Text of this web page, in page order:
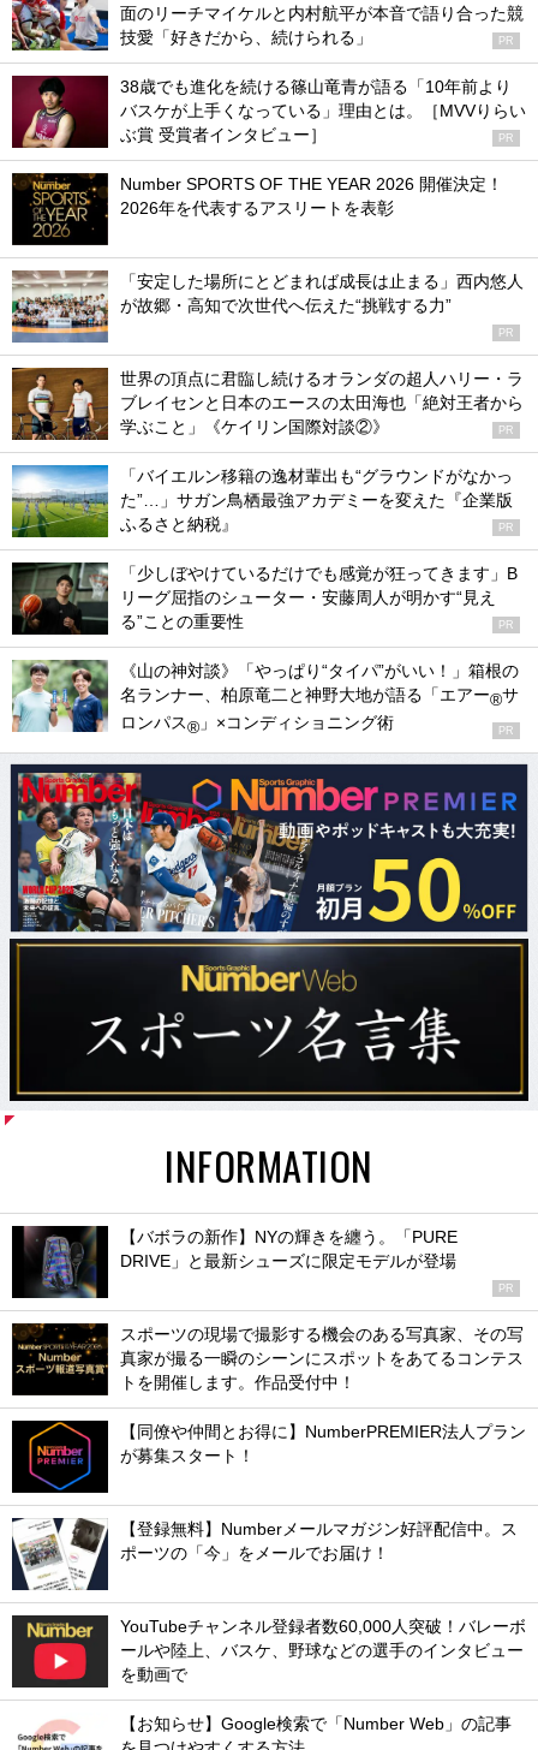
面のリーチマイケルと内村航平が本音で語り合った競
技愛「好きだから、続けられる」
PR
38歳でも進化を続ける篠山竜青が語る「10年前より
バスケが上手くなっている」理由とは。［MVVりらい
ぶ賞 受賞者インタビュー］
PR
Number SPORTS OF THE YEAR 2026 開催決定！
2026年を代表するアスリートを表彰
「安定した場所にとどまれば成長は止まる」西内悠人
が故郷・高知で次世代へ伝えた“挑戦する力”
PR
世界の頂点に君臨し続けるオランダの超人ハリー・ラ
ブレイセンと日本のエースの太田海也「絶対王者から
学ぶこと」《ケイリン国際対談②》
PR
「バイエルン移籍の逸材輩出も“グラウンドがなかっ
た”…」サガン鳥栖最強アカデミーを変えた『企業版
ふるさと納税』
PR
「少しぼやけているだけでも感覚が狂ってきます」B
リーグ屈指のシューター・安藤周人が明かす“見え
る”ことの重要性
PR
《山の神対談》「やっぱり“タイパ”がいい！」箱根の
名ランナー、柏原竜二と神野大地が語る「エアー®サ
ロンパス® 」×コンディショニング術 PR
INFORMATION
【バボラの新作】NYの輝きを纏う。「PURE
DRIVE」と最新シューズに限定モデルが登場
PR
スポーツの現場で撮影する機会のある写真家、その写
真家が撮る一瞬のシーンにスポットをあてるコンテス
トを開催します。作品受付中！
【同僚や仲間とお得に】NumberPREMIER法人プラン
が募集スタート！
【登録無料】Numberメールマガジン好評配信中。ス
ポーツの「今」をメールでお届け！
YouTubeチャンネル登録者数60,000人突破！バレーボ
ールや陸上、バスケ、野球などの選手のインタビュー
を動画で
【お知らせ】Google検索で「Number Web」の記事